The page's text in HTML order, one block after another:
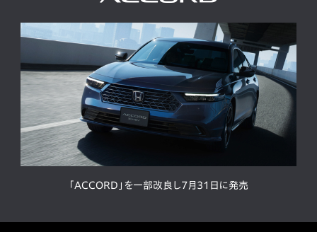
「ACCORD」を一部改良し7月31日に発売